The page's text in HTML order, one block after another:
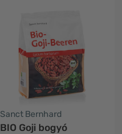
Sanct Bernhard
BIO Goji bogyó